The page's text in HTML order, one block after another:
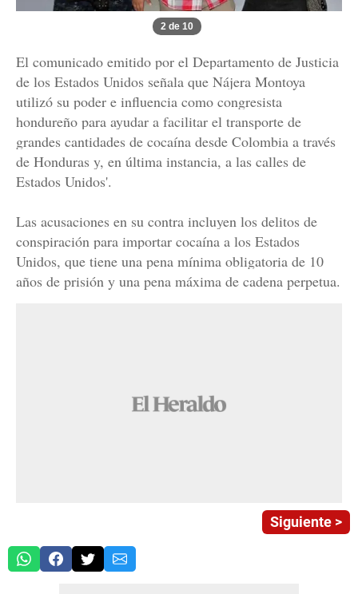
2 de 10
El comunicado emitido por el Departamento de Justicia
de los Estados Unidos señala que Nájera Montoya
utilizó su poder e influencia como congresista
hondureño para ayudar a facilitar el transporte de
grandes cantidades de cocaína desde Colombia a través
de Honduras y, en última instancia, a las calles de
Estados Unidos'.
Las acusaciones en su contra incluyen los delitos de
conspiración para importar cocaína a los Estados
Unidos, que tiene una pena mínima obligatoria de 10
años de prisión y una pena máxima de cadena perpetua.
Siguiente >